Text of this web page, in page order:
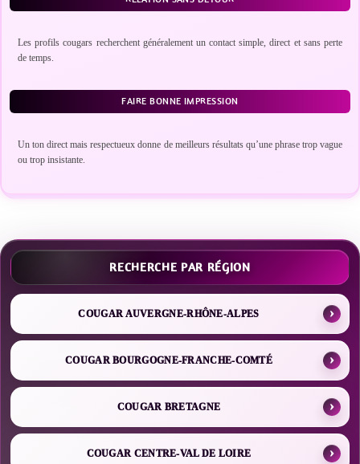
Les profils cougars recherchent généralement un contact simple, direct et sans perte
de temps.
FAIRE BONNE IMPRESSION
Un ton direct mais respectueux donne de meilleurs résultats qu’une phrase trop vague
ou trop insistante.
RECHERCHE PAR RÉGION
COUGAR AUVERGNE-RHÔNE-ALPES
COUGAR BOURGOGNE-FRANCHE-COMTÉ
COUGAR BRETAGNE
COUGAR CENTRE-VAL DE LOIRE